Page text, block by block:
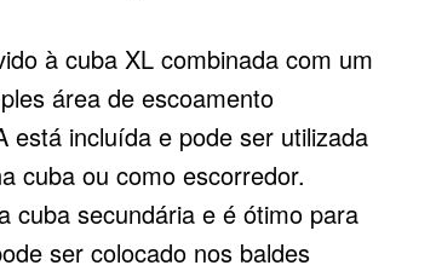
à cuba XL combinada com um
área de escoamento
está incluída e pode ser utilizada
cuba ou como escorredor.
cuba secundária e é ótimo para
ser colocado nos baldes